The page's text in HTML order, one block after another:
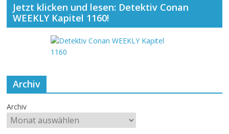
Jetzt klicken und lesen: Detektiv Conan
WEEKLY Kapitel 1160!
Archiv
Archiv